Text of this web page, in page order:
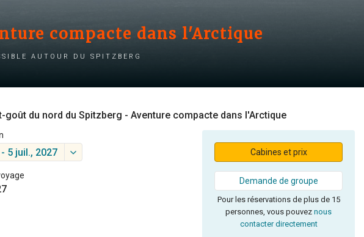
compacte dans l'Arctique
autour du Spitzberg
goût du nord du Spitzberg - Aventure compacte dans l'Arctique
5 juil., 2027 Cabines et prix
Demande de groupe
Pour les réservations de plus de 15
personnes, vous pouvez nous
contacter directement